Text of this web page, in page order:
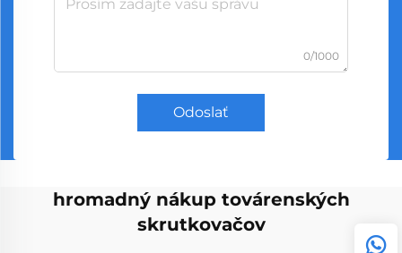
0/1000
Odoslať
hromadný nákup továrenských
skrutkovačov